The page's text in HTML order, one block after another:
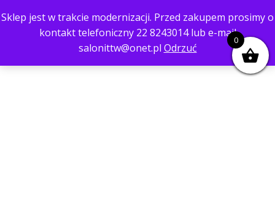
Sklep jest w trakcie modernizacji. Przed zakupem prosimy o
kontakt telefoniczny 22 8243014 lub e-mail
salonittw@onet.pl Odrzuć
0